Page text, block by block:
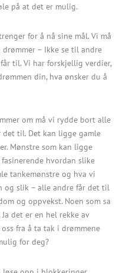
på at det er mulig.
for å nå sine mål. Vi må
– Ikke se til andre
til. Vi har forskjellig verdier,
din, hva ønsker du å
om må vi rydde bort alle
til. Det kan ligge gamle
Mønstre som kan ligge
hvordan slike
tankemønstre og hva vi
og slik – alle andre får det til
og oppvekst. Noen som sa
det er en hel rekke av
fra å ta tak i drømmene
for deg?